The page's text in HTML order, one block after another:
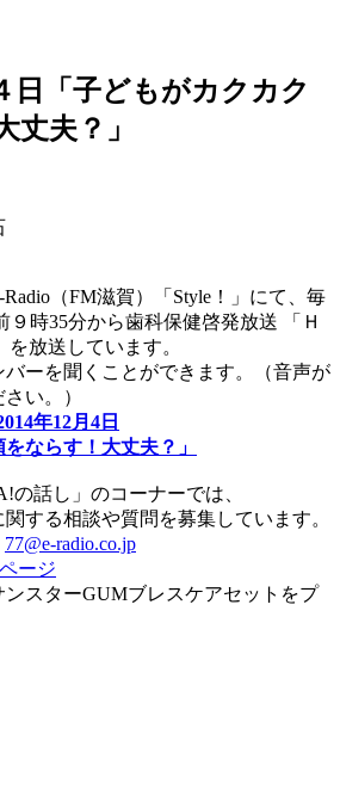
日「子どもがカクカク
丈夫？」
（FM滋賀）「Style！」にて、毎
９時35分から歯科保健啓発放送 「Ｈ
放送しています。
ーを聞くことができます。（音声が
い。）
年12月4日
ならす！大丈夫？」
の話し」のコーナーでは、
する相談や質問を募集しています。
77@e-radio.co.jp
スターGUMブレスケアセットをプ